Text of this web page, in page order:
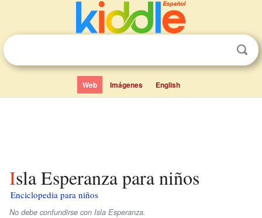
Web Imágenes English
Isla Esperanza para niños
Enciclopedia para niños
No debe confundirse con Isla Esperanza.